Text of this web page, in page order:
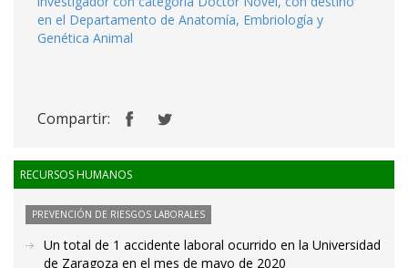
en el Departamento de Anatomía, Embriología y
Genética Animal
Compartir:
RECURSOS HUMANOS
PREVENCIÓN DE RIESGOS LABORALES
Un total de 1 accidente laboral ocurrido en la Universidad
de Zaragoza en el mes de mayo de 2020